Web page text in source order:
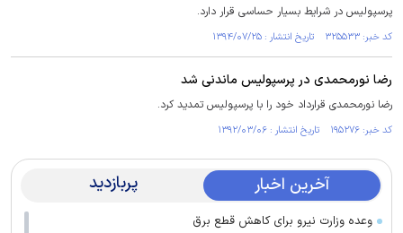
پرسپولیس در شرایط بسیار حساسی قرار دارد.
کد خبر: ۳۲۵۵۳۳ تاریخ انتشار : ۱۳۹۴/۰۷/۲۵
رضا نورمحمدی در پرسپولیس ماندنی شد
رضا نورمحمدی قرارداد خود را با پرسپولیس تمدید کرد.
کد خبر: ۱۹۵۲۷۶ تاریخ انتشار : ۱۳۹۲/۰۳/۰۶
آخرین اخبار پربازدید
وعده وزارت نیرو برای کاهش قطع برق